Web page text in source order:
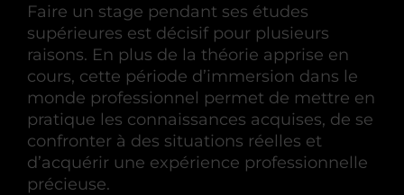
Faire un stage pendant ses études
supérieures est décisif pour plusieurs
raisons. En plus de la théorie apprise en
cours, cette période d’immersion dans le
monde professionnel permet de mettre en
pratique les connaissances acquises, de se
confronter à des situations réelles et
d’acquérir une expérience professionnelle
précieuse.